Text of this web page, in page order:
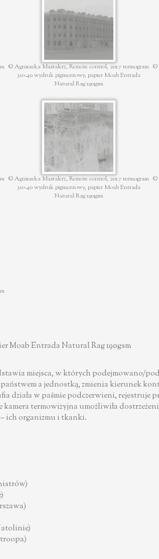
© Agnieszka Mastalerz, Remote control, 2017 termogram
30×40 wydruk pigmentowy, papier Moab Entrada
Natural Rag 190gsm
©
© Agnieszka Mastalerz, Remote control, 2017 termogram
30×40 wydruk pigmentowy, papier Moab Entrada
Natural Rag 190gsm
©
Moab Entrada Natural Rag 190gsm
miejsca, w których podejmowano/
a jednostką, zmienia kierunek
działa w paśmie podczerwieni, rejestruje
kamera termowizyjna umożliwiła
ich organizmu i tkanki.